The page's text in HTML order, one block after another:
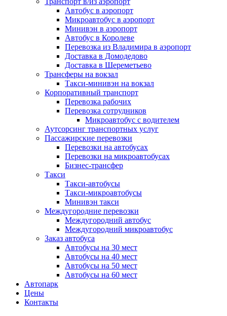
Автобус в аэропорт
Микроавтобус в аэропорт
Минивэн в аэропорт
Автобус в Королеве
Перевозка из Владимира в аэропорт
Доставка в Домодедово
Доставка в Шереметьево
Трансферы на вокзал
Такси-минивэн на вокзал
Корпоративный транспорт
Перевозка рабочих
Перевозка сотрудников
Микроавтобус с водителем
Аутсорсинг транспортных услуг
Пассажирские перевозки
Перевозки на автобусах
Перевозки на микроавтобусах
Бизнес-трансфер
Такси
Такси-автобусы
Такси-микроавтобусы
Минивэн такси
Междугородние перевозки
Междугородний автобус
Междугородний микроавтобус
Заказ автобуса
Автобусы на 30 мест
Автобусы на 40 мест
Автобусы на 50 мест
Автобусы на 60 мест
Автопарк
Цены
Контакты